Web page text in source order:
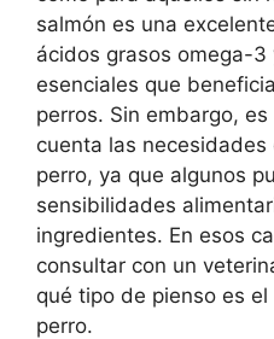
salmón es una
ácidos grasos omega-
esenciales que
perros. Sin embargo,
cuenta las
perro, ya que algunos
sensibilidades
ingredientes. En esos
consultar con un
qué tipo de pienso es
perro.